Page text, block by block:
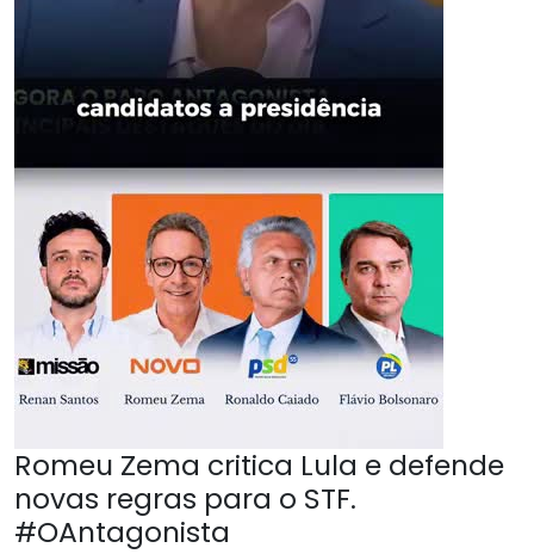
Romeu Zema critica Lula e defende
novas regras para o STF.
#OAntagonista